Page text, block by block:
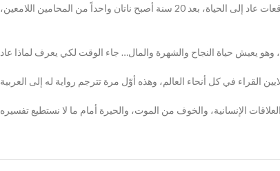
كان عمره 8 سنوات عندما غطس ناتان في بحيرة متجلّدة لمساعدة صديقته، البنت الصغيرة، وصل إلى شفير الموت وتوقف قلبه، لكن بعكس كل التوقعات عاد إلى الحياة، بعد 20 سنة أصبح ناتان واحداً من المحامين اللامعين،
وهو يعيش حياة النجاح والشهرة والمال… جاء الوقت لكي يعرف لماذا عاد